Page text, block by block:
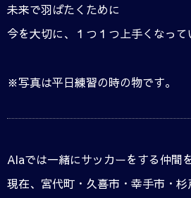
未来で羽ばたくために
今を大切に、１つ１つ上手くなって
※写真は平日練習の時の物です。
Alaでは一緒にサッカーをする仲間
現在、宮代町・久喜市・幸手市・